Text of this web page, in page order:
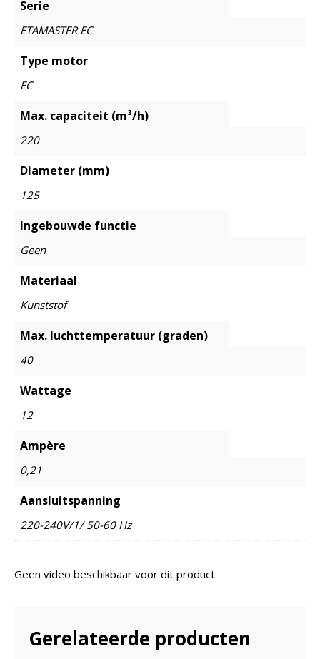
Serie
ETAMASTER EC
Type motor
EC
Max. capaciteit (m³/h)
220
Diameter (mm)
125
Ingebouwde functie
Geen
Materiaal
Kunststof
Max. luchttemperatuur (graden)
40
Wattage
12
Ampère
0,21
Aansluitspanning
220-240V/1/ 50-60 Hz
Geen video beschikbaar voor dit product.
Gerelateerde producten